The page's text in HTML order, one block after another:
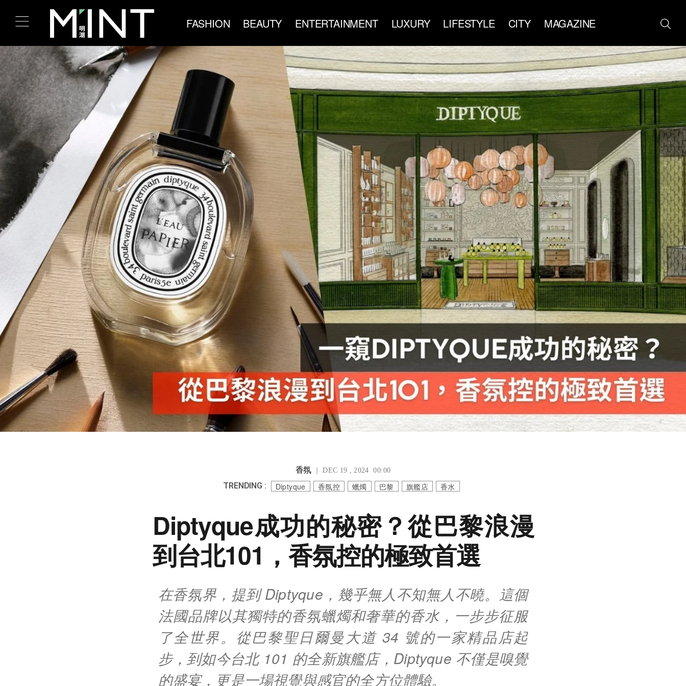
FASHION BEAUTY ENTERTAINMENT LUXURY LIFESTYLE CITY MAGAZINE
香氛｜ DEC 19 , 2024 00:00
TRENDING : Diptyque 香氛控 蠟燭 巴黎 旗艦店 香水
Diptyque成功的秘密？從巴黎浪漫
到台北101，香氛控的極致首選
在香氛界，提到 Diptyque，幾乎無人不知無人不曉。這個
法國品牌以其獨特的香氛蠟燭和奢華的香水，一步步征服
了全世界。從巴黎聖日爾曼大道 34 號的一家精品店起
步，到如今台北 101 的全新旗艦店，Diptyque 不僅是嗅覺
的盛宴，更是一場視覺與感官的全方位體驗。